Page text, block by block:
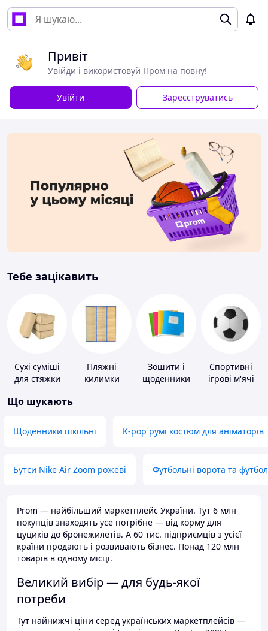
Привіт
Увійди і використовуй Пром на повну!
Увійти Зареєструватись
Тебе зацікавить
Сухі суміші
для стяжки
Пляжні
килимки
Зошити і
щоденники
Спортивні
ігрові м'ячі
Що шукають
Щоденники шкільні K-pop румі костюм для аніматорів
Бутси Nike Air Zoom рожеві Футбольні ворота та
Prom — найбільший маркетплейс України. Тут 6 млн
покупців знаходять усе потрібне — від корму для
цуциків до бронежилетів. А 60 тис. підприємців з усієї
країни продають і розвивають бізнес. Понад 120 млн
товарів в одному місці.
Великий вибір — для будь-якої
потреби
Тут найнижчі ціни серед українських маркетплейсів —